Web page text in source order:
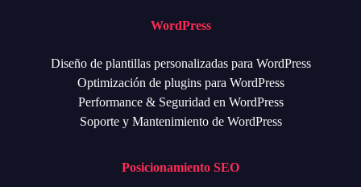
WordPress
Diseño de plantillas personalizadas para WordPress
Optimización de plugins para WordPress
Performance & Seguridad en WordPress
Soporte y Mantenimiento de WordPress
Posicionamiento SEO